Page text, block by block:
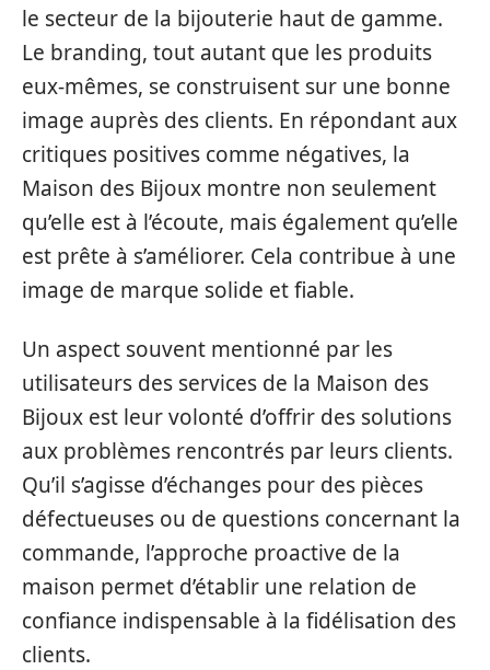
le secteur de la bijouterie haut de gamme.
Le branding, tout autant que les produits
eux-mêmes, se construisent sur une bonne
image auprès des clients. En répondant aux
critiques positives comme négatives, la
Maison des Bijoux montre non seulement
qu’elle est à l’écoute, mais également qu’elle
est prête à s’améliorer. Cela contribue à une
image de marque solide et fiable.
Un aspect souvent mentionné par les
utilisateurs des services de la Maison des
Bijoux est leur volonté d’offrir des solutions
aux problèmes rencontrés par leurs clients.
Qu’il s’agisse d’échanges pour des pièces
défectueuses ou de questions concernant la
commande, l’approche proactive de la
maison permet d’établir une relation de
confiance indispensable à la fidélisation des
clients.